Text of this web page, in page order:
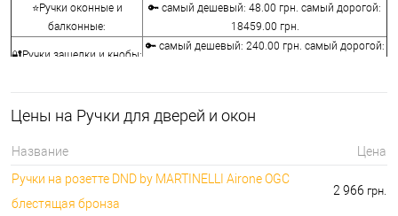
⭐Ручки оконные и
балконные:
🔑 самый дешевый: 48.00 грн. самый дорогой:
18459.00 грн.
🔐Ручки защелки и кнобы:
🔑 самый дешевый: 240.00 грн. самый дорогой:
🔐Накладки на
🔑 самый дешевый: 76.00 грн. самый дорогой:
⭐Аксессуары для ручек:
🔑 самый дешевый: 50.00 грн. самый дорогой:
1442.00 грн.
Цены на Ручки для дверей и окон
Название
Цена
Ручки на розетте DND by MARTINELLI Aironе OGC
блестящая бронза
2 966 грн.